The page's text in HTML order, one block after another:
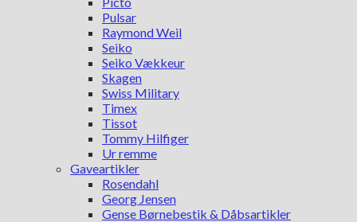
Pulsar
Raymond Weil
Seiko
Seiko Vækkeur
Skagen
Swiss Military
Timex
Tissot
Tommy Hilfiger
Ur remme
Gaveartikler
Rosendahl
Georg Jensen
Gense Børnebestik & Dåbsartikler